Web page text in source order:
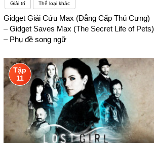
Giải trí Thể loại khác
Gidget Giải Cứu Max (Đẳng Cấp Thú Cưng)
– Gidget Saves Max (The Secret Life of Pets)
– Phụ đề song ngữ
Tập
11